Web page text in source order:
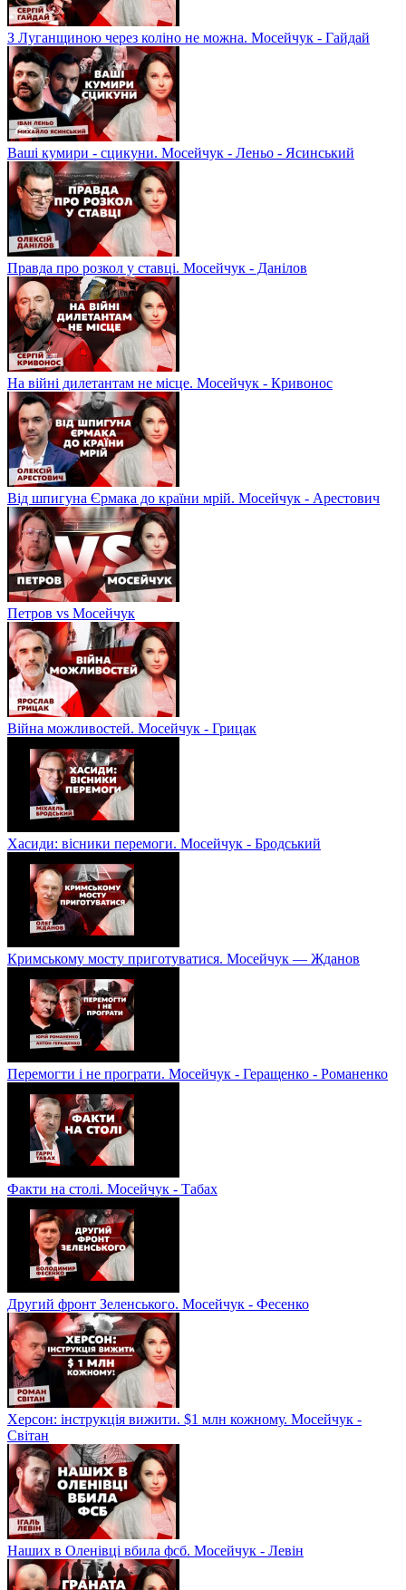
З Луганщиною через коліно не можна. Мосейчук - Гайдай
Ваші кумири - сцикуни. Мосейчук - Леньо - Ясинський
Правда про розкол у ставці. Мосейчук - Данілов
На війні дилетантам не місце. Мосейчук - Кривонос
Від шпигуна Єрмака до країни мрій. Мосейчук - Арестович
Петров vs Мосейчук
Війна можливостей. Мосейчук - Грицак
Хасиди: вісники перемоги. Мосейчук - Бродський
Кримському мосту приготуватися. Мосейчук — Жданов
Перемогти і не програти. Мосейчук - Геращенко - Романенко
Факти на столі. Мосейчук - Табах
Другий фронт Зеленського. Мосейчук - Фесенко
Херсон: інструкція вижити. $1 млн кожному. Мосейчук -
Світан
Наших в Оленівці вбила фсб. Мосейчук - Левін